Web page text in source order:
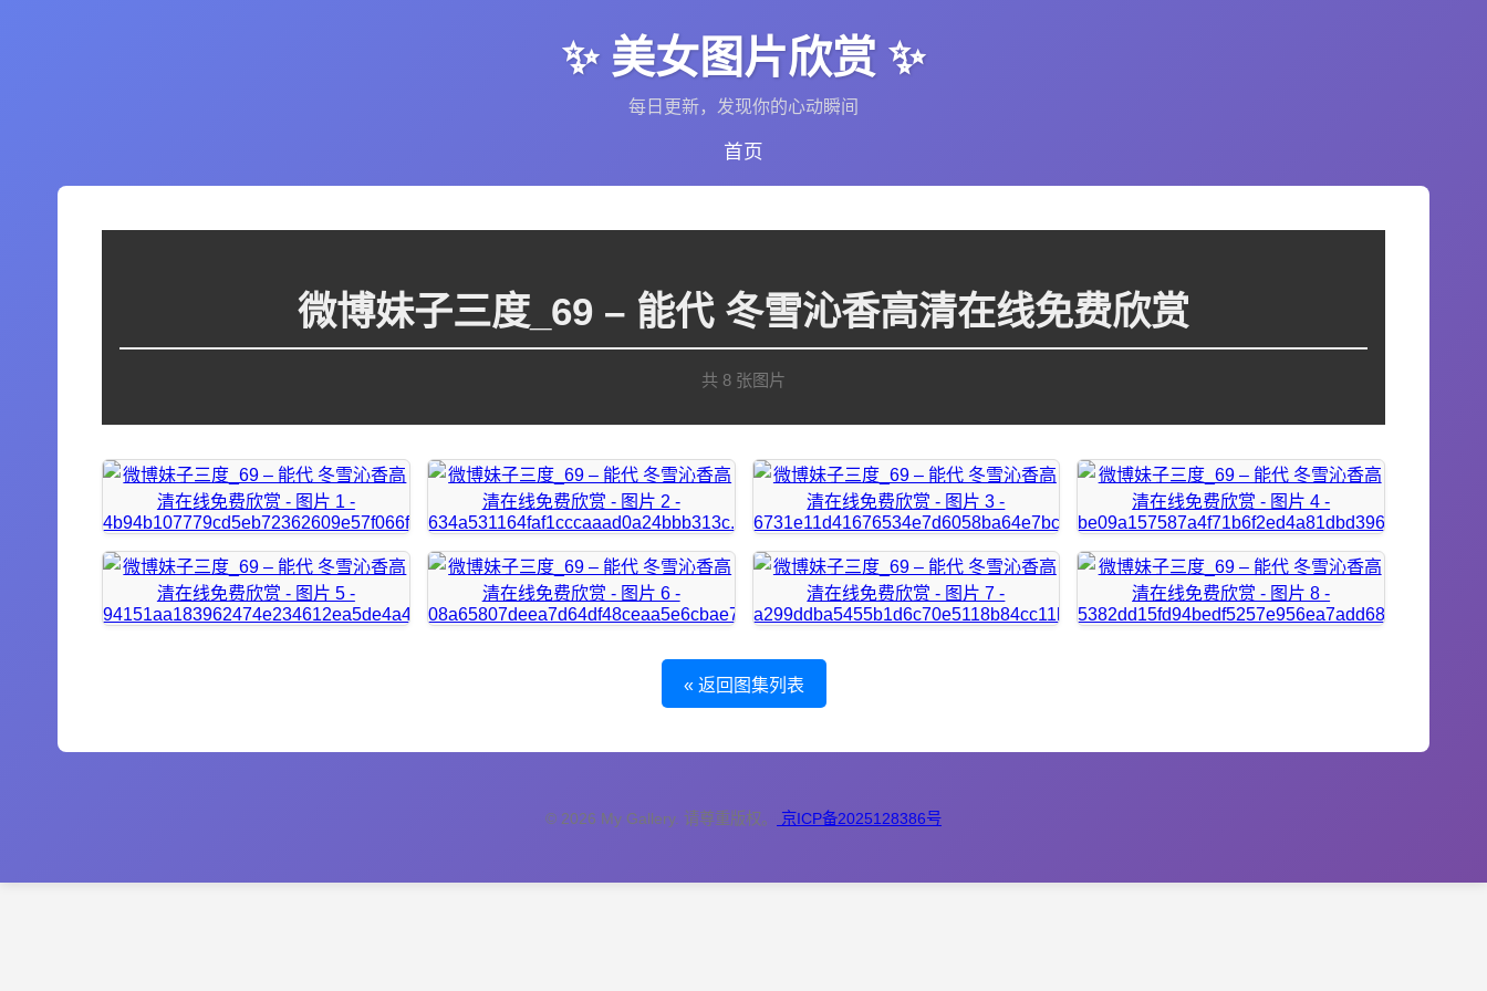
✨ 美女图片欣赏 ✨
每日更新，发现你的心动瞬间
首页
微博妹子三度_69 – 能代 冬雪沁香高清在线免费欣赏
共 8 张图片
« 返回图集列表
© 2026 My Gallery. 请尊重版权。 京ICP备2025128386号